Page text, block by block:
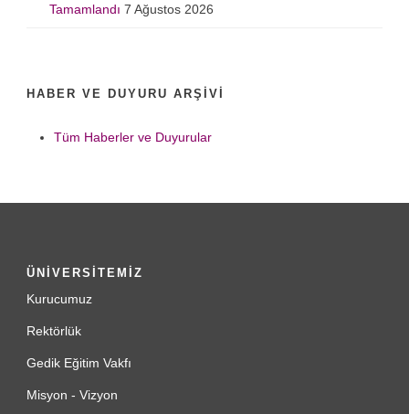
Tamamlandı 7 Ağustos 2026
HABER VE DUYURU ARŞIVI
Tüm Haberler ve Duyurular
ÜNİVERSİTEMİZ
Kurucumuz
Rektörlük
Gedik Eğitim Vakfı
Misyon - Vizyon